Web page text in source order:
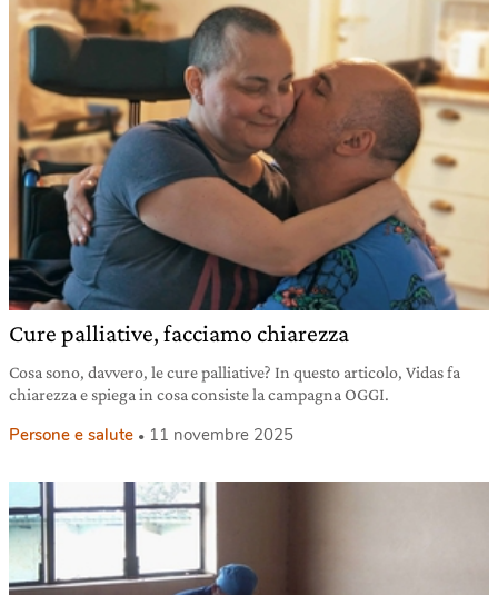
Cure palliative, facciamo chiarezza
Cosa sono, davvero, le cure palliative? In questo articolo, Vidas fa
chiarezza e spiega in cosa consiste la campagna OGGI.
Persone e salute 11 novembre 2025